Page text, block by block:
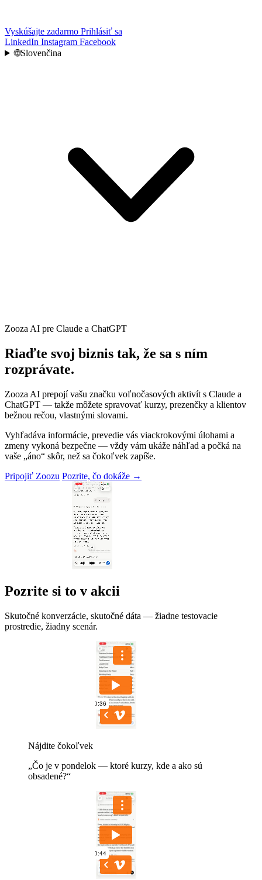
Vyskúšajte zadarmo Prihlásiť sa
LinkedIn Instagram Facebook
🌐Slovenčina
Zooza AI pre Claude a ChatGPT
Riaďte svoj biznis tak, že sa s ním
rozprávate.
Zooza AI prepojí vašu značku voľnočasových aktivít s Claude a
ChatGPT — takže môžete spravovať kurzy, prezenčky a klientov
bežnou rečou, vlastnými slovami.
Vyhľadáva informácie, prevedie vás viackrokovými úlohami a
zmeny vykoná bezpečne — vždy vám ukáže náhľad a počká na
vaše „áno“ skôr, než sa čokoľvek zapíše.
Pripojiť Zoozu Pozrite, čo dokáže →
Pozrite si to v akcii
Skutočné konverzácie, skutočné dáta — žiadne testovacie
prostredie, žiadny scenár.
Nájdite čokoľvek
„Čo je v pondelok — ktoré kurzy, kde a ako sú
obsadené?“